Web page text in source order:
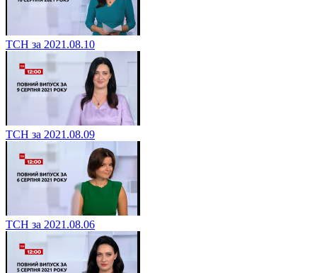
ТСН за 2021.08.10
ТСН за 2021.08.09
ТСН за 2021.08.06